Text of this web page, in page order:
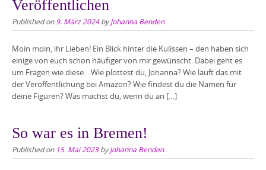
Veröffentlichen
Published on9. März 2024byJohanna Benden
Moin moin, ihr Lieben! Ein Blick hinter die Kulissen – den haben sich
einige von euch schon häufiger von mir gewünscht. Dabei geht es
um Fragen wie diese: Wie plottest du, Johanna? Wie läuft das mit
der Veröffentlichung bei Amazon? Wie findest du die Namen für
deine Figuren? Was machst du, wenn du an […]
So war es in Bremen!
Published on 15. Mai 2023byJohanna Benden